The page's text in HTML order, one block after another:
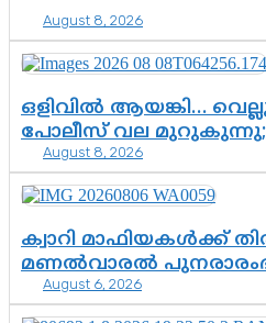
August 8, 2026
ഒളിവിൽ ആയങ്കി…
പോലീസ് വല മുറുകുന്നു;
രംഗത്ത്. ഇനി ചോദ്യം
എന്നത് മാത്രം
കസ്റ്റഡിയിലായാൽ
എന്തൊക്കെ
August 8, 2026
ക്വാറി മാഫിയകൾക്ക്
മണൽവാരൽ
സർക്കാർ തീരുമാനം
August 6, 2026